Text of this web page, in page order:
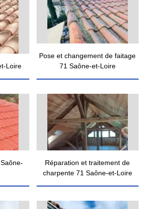
Loire
Pose et changement de faitage
71 Saône-et-Loire
Réparation et traitement de
charpente 71 Saône-et-Loire